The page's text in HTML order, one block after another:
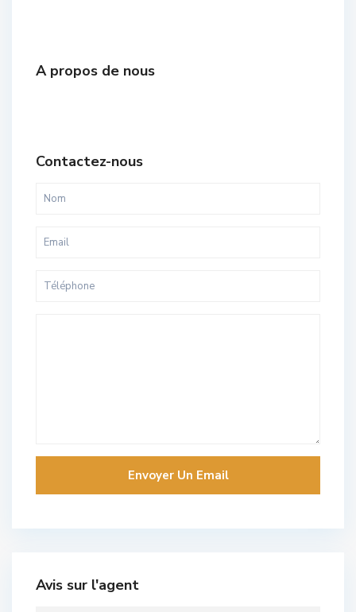
A propos de nous
Contactez-nous
Avis sur l'agent